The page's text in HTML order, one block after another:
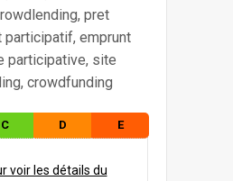
C D E
voir les détails du